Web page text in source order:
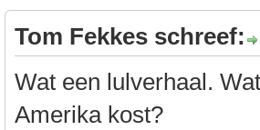
Tom Fekkes schreef:
Wat een lulverhaal.
Amerika kost?